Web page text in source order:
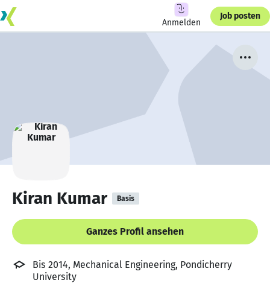
Anmelden
Job posten
Kiran Kumar Basis
Ganzes Profil ansehen
Bis 2014, Mechanical Engineering, Pondicherry
University